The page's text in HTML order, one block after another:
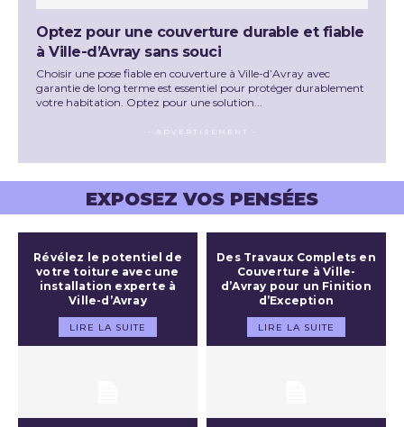
Optez pour une couverture durable et fiable
à Ville-d’Avray sans souci
Choisir une pose fiable en couverture à Ville-d’Avray avec
garantie de long terme est essentiel pour protéger durablement
votre habitation. Optez pour une solution...
- ADVERTISEMENT -
EXPOSEZ VOS PENSÉES
Révélez le potentiel de
votre toiture avec une
installation experte à
Ville-d’Avray
LIRE LA SUITE
Des Travaux Complets en
Couverture à Ville-
d’Avray pour un Finition
d’Exception
LIRE LA SUITE